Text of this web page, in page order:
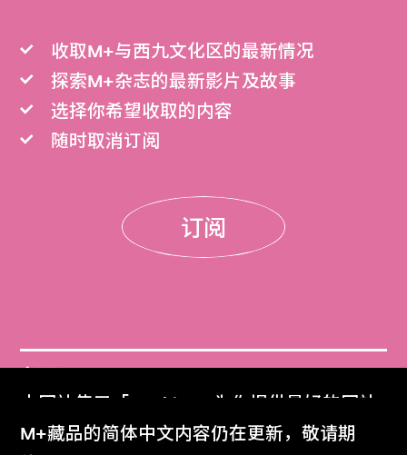
本网站使用「Cookies」为你提供最好的网站
体验。
M+藏品的简体中文内容仍在更新，敬请期
收取M+与西九文化区的最新情况
探索M+杂志的最新影片及故事
选择你希望收取的内容
随时取消订阅
订阅
门票
Get Tickets